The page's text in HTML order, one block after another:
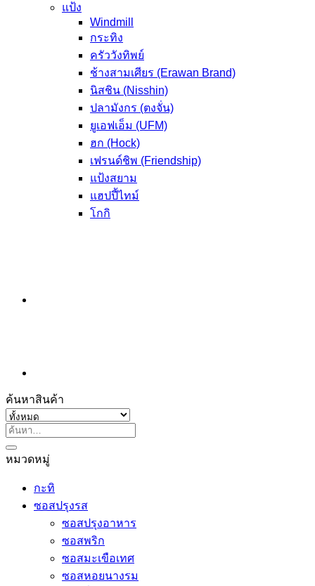
แป้ง
Windmill
กระทิง
ครัววังทิพย์
ช้างสามเศียร (Erawan Brand)
นิสชิน (Nisshin)
ปลามังกร (ตงจั่น)
ยูเอฟเอ็ม (UFM)
ฮก (Hock)
เฟรนด์ชิพ (Friendship)
แป้งสยาม
แฮปปี้ไทม์
โกกิ
ค้นหาสินค้า
ค้นหา:
หมวดหมู่
กะทิ
ซอสปรุงรส
ซอสปรุงอาหาร
ซอสพริก
ซอสมะเขือเทศ
ซอสหอยนางรม